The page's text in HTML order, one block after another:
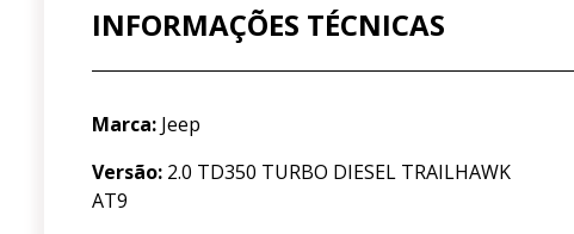
INFORMAÇÕES TÉCNICAS
Marca: Jeep
Versão: 2.0 TD350 TURBO DIESEL TRAILHAWK
AT9